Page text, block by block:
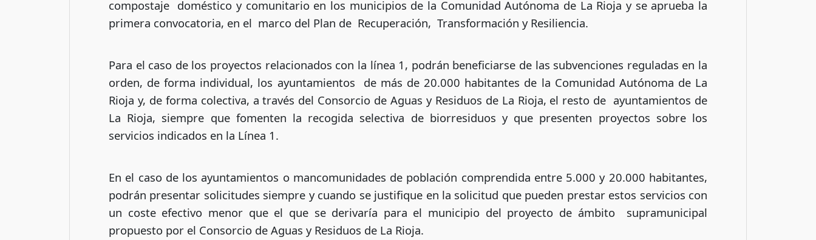
compostaje doméstico y comunitario en los municipios de la Comunidad Autónoma de La Rioja y se aprueba la
primera convocatoria, en el marco del Plan de Recuperación, Transformación y Resiliencia.
Para el caso de los proyectos relacionados con la línea 1, podrán beneficiarse de las subvenciones reguladas en la
orden, de forma individual, los ayuntamientos de más de 20.000 habitantes de la Comunidad Autónoma de La
Rioja y, de forma colectiva, a través del Consorcio de Aguas y Residuos de La Rioja, el resto de ayuntamientos de
La Rioja, siempre que fomenten la recogida selectiva de biorresiduos y que presenten proyectos sobre los
servicios indicados en la Línea 1.
En el caso de los ayuntamientos o mancomunidades de población comprendida entre 5.000 y 20.000 habitantes,
podrán presentar solicitudes siempre y cuando se justifique en la solicitud que pueden prestar estos servicios con
un coste efectivo menor que el que se derivaría para el municipio del proyecto de ámbito supramunicipal
propuesto por el Consorcio de Aguas y Residuos de La Rioja.